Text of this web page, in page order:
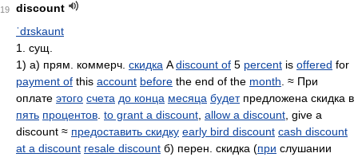
19
discount
ˈdɪskaunt
1. сущ.
1) а) прям. коммерч. скидка Adiscount of 5 percent is offered for
payment of this account before the end of the month . ≈ При
оплате этого счета до конца месяца будетпредложена скидка в
пять процентов to grant a discount allow a discount , give a
discount ≈ предоставить скидку early bird discount cash discount
at a discount resale discount б) перен. скидка (при слушании